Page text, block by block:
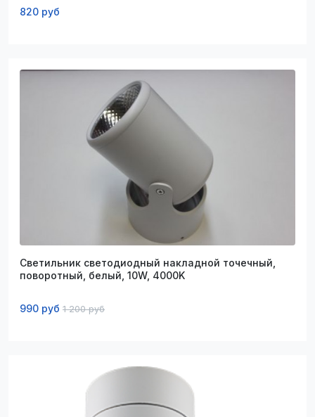
820 руб
Светильник светодиодный накладной точечный,
поворотный, белый, 10W, 4000K
990 руб 1 200 руб